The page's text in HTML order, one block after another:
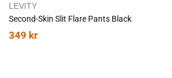
LEVITY
Second-Skin Slit Flare Pants Black
349 kr